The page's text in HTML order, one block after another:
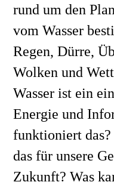
rund um den
vom Wasser
Regen, Dürre,
Wolken und
Wasser ist ein
Energie und
funktioniert
das für unsere
Zukunft? Was